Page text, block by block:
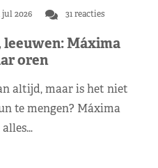
jul 2026 31 reacties
Máxima
oren
altijd, maar is het niet
te mengen? Máxima